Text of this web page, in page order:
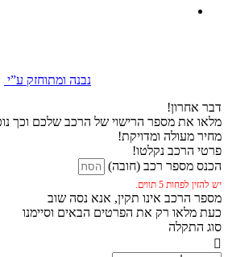
נבנה ומתוחזק ע”י
דבר אחרון!
מלאו את מספר הרישוי של הרכב שלכם וכך
מחיר מעולה ומדויקת!
פרטי הרכב נקלטו!
הכנס מספר רכב (חובה)
יש להזין לפחות 5 תווים.
מספר הרכב אינו תקין, אנא נסה שוב
כעת מלאו רק את הפרטים הבאים וסיימנו
סוג התקלה